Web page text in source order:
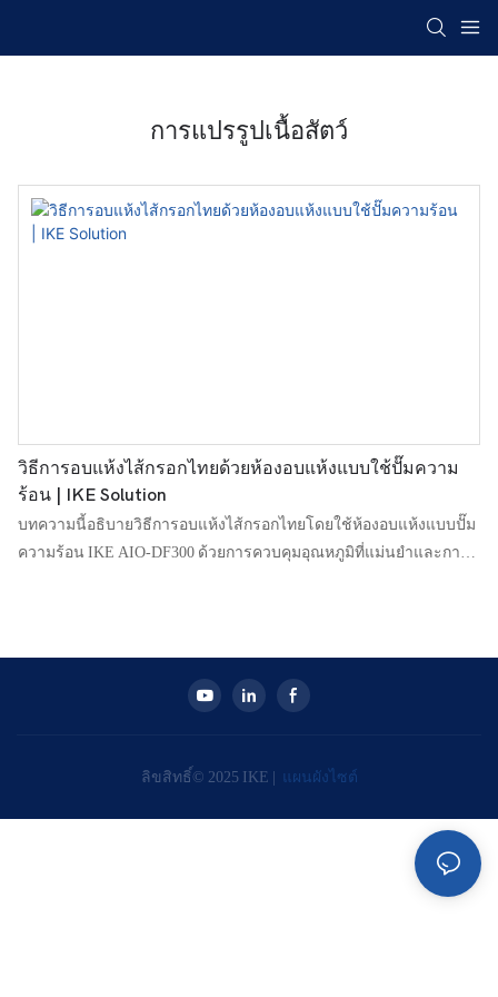
การแปรรูปเนื้อสัตว์
วิธีการอบแห้งไส้กรอกไทยด้วยห้องอบแห้งแบบใช้ปั๊มความ
ร้อน | IKE Solution
บทความนี้อธิบายวิธีการอบแห้งไส้กรอกไทยโดยใช้ห้องอบแห้งแบบปั๊ม
ความร้อน IKE AIO-DF300 ด้วยการควบคุมอุณหภูมิที่แม่นยำและการ
ลิขสิทธิ์© 2025 IKE | แผนผังไซต์